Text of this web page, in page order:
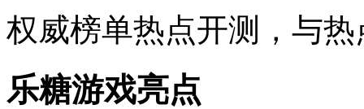
权威榜单热点开测，与
乐糖游戏亮点